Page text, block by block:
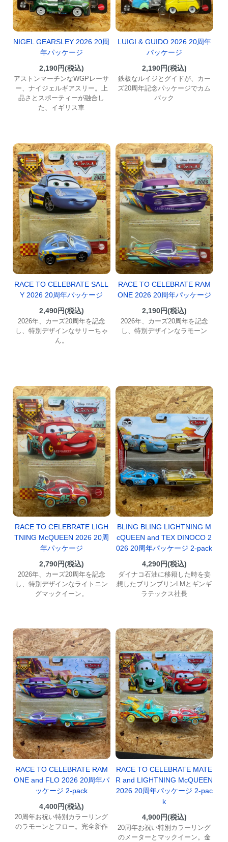
NIGEL GEARSLEY 2026 20周
年パッケージ
2,190円(税込)
アストンマーチンなWGPレーサ
ー、ナイジェルギアスリー。上
品さとスポーティーが融合し
た、イギリス車
LUIGI & GUIDO 2026 20周年
パッケージ
2,190円(税込)
鉄板なルイジとグイドが、カー
ズ20周年記念パッケージでカム
バック
RACE TO CELEBRATE SALL
Y 2026 20周年パッケージ
2,490円(税込)
2026年、カーズ20周年を記念
し、特別デザインなサリーちゃ
ん。
RACE TO CELEBRATE RAM
ONE 2026 20周年パッケージ
2,190円(税込)
2026年、カーズ20周年を記念
し、特別デザインなラモーン
RACE TO CELEBRATE LIGH
TNING McQUEEN 2026 20周
年パッケージ
2,790円(税込)
2026年、カーズ20周年を記念
し、特別デザインなライトニン
グマックイーン。
BLING BLING LIGHTNING M
cQUEEN and TEX DINOCO 2
026 20周年パッケージ 2-pack
4,290円(税込)
ダイナコ石油に移籍した時を妄
想したブリンブリンLMとギンギ
ラテックス社長
RACE TO CELEBRATE RAM
ONE and FLO 2026 20周年パ
ッケージ 2-pack
4,400円(税込)
20周年お祝い特別カラーリング
のラモーンとフロー。完全新作
RACE TO CELEBRATE MATE
R and LIGHTNING McQUEEN
2026 20周年パッケージ 2-pac
k
4,900円(税込)
20周年お祝い特別カラーリング
のメーターとマックイーン。金